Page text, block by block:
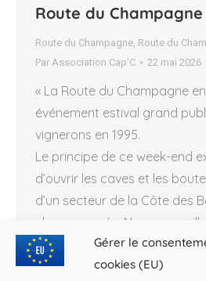
Gérer le
cookies (EU)
Route du
Route du Champagne, Route du
Par Association Cap'C 22 mai 2026
« La Route du Champagne
événement estival grand
vignerons en 1995.
Le principe de ce week-end
d’ouvrir les caves et les
d’un secteur de la Côte des
chaque année. Nous
000 personnes par édition.